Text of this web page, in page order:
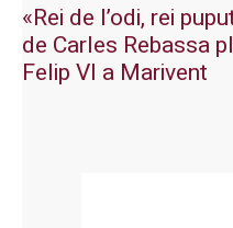
«Rei de l’odi, rei
de Carles Rebassa
Felip VI a Marivent